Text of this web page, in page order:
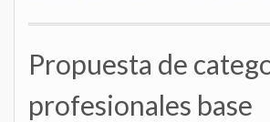
Propuesta de
profesionales base